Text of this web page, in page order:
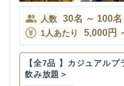
人数 30名 ～ 100名
1人あたり 5,000円
【全7品 】カジュアル
飲み放題＞